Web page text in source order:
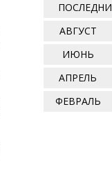
АВГУСТ
ИЮНЬ
АПРЕЛЬ
ФЕВРАЛЬ